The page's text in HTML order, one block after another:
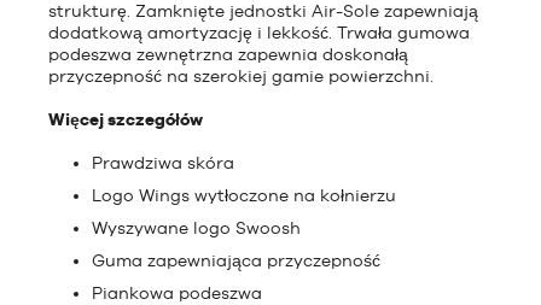
strukturę. Zamknięte jednostki Air-Sole zapewniają
dodatkową amortyzację i lekkość. Trwała gumowa
podeszwa zewnętrzna zapewnia doskonałą
przyczepność na szerokiej gamie powierzchni.
Więcej szczegółów
Prawdziwa skóra
Logo Wings wytłoczone na kołnierzu
Wyszywane logo Swoosh
Guma zapewniająca przyczepność
Piankowa podeszwa